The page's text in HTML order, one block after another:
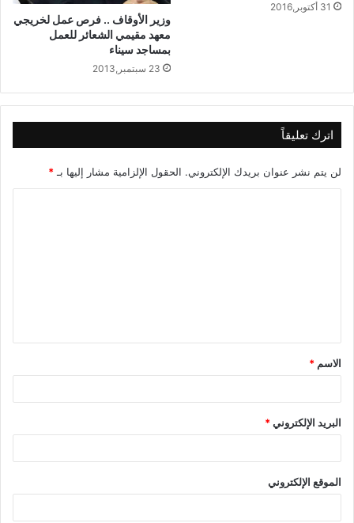
31 أكتوبر,2016
وزير الأوقاف .. فرص عمل لخريجي
معهد مقيمي الشعائر للعمل
بمساجد سيناء
23 سبتمبر,2013
اترك تعليقاً
لن يتم نشر عنوان بريدك الإلكتروني. الحقول الإلزامية مشار إليها بـ *
ق
*
الاسم *
البريد الإلكتروني*
الموقع الإلكتروني